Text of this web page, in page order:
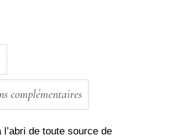
complémentaires
de toute source de